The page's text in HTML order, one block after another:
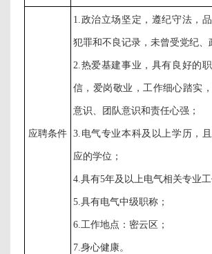
应聘条件
1.政治立场坚定，遵纪守法，
犯罪和不良记录，未曾受党纪、
2.热爱基建事业，具有良好的
信，爱岗敬业，工作细心踏实
意识、团队意识和责任心强；
3.电气专业本科及以上学历，
应的学位；
4.具有5年及以上电气相关专业工
5.具有电气中级职称；
6.工作地点：密云区；
7.身心健康。